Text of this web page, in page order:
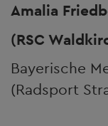
Amalia
(RSC
Bayerische
(Radsport